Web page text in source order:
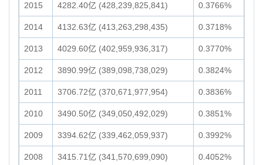
2015 4282.40亿 (428,239,825,841) 0.3766%
2014 4132.63亿 (413,263,298,435) 0.3718%
2013 4029.60亿 (402,959,936,317) 0.3770%
2012 3890.99亿 (389,098,738,029) 0.3824%
2011 3706.72亿 (370,671,977,954) 0.3836%
2010 3490.50亿 (349,050,492,029) 0.3851%
2009 3394.62亿 (339,462,059,937) 0.3992%
2008 3415.71亿 (341,570,699,090) 0.4052%